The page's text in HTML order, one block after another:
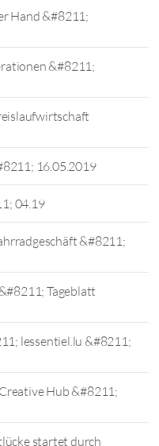
Hand &#8211;
&#8211;
16.05.2019
04.19
&#8211;
Tageblatt
lessentiel.lu &#8211;
Hub &#8211;
startet durch